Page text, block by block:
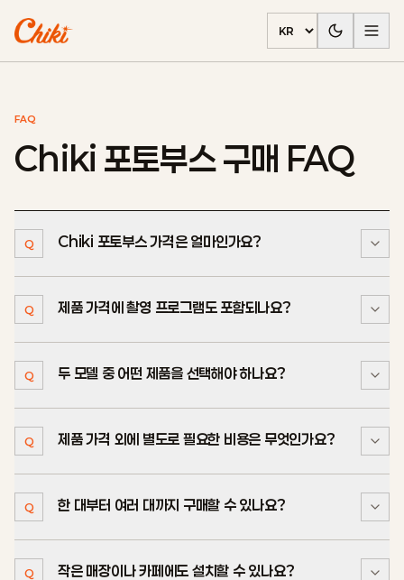
FAQ
Chiki 포토부스 구매 FAQ
Q Chiki 포토부스 가격은 얼마인가요?
A
Compact Standard는 600만원, Original
적용 범위와 추가 작업은 상담에서 확정합니다.
Q 제품 가격에 촬영 프로그램도 포함되나요?
A
네. 두 Standard 모델 모두 하드웨어와 Chiki 촬영·출력
레이아웃을 지원하며, 추가 UI 작업과 확장 프레임은 별도
Q 두 모델 중 어떤 제품을 선택해야 하나요?
A
Compact는 H 1500 · W 450 · D 580mm,
550mm, 21.5인치 터치 모니터 구성으로 넓은 매장과
Q 제품 가격 외에 별도로 필요한 비용은 무엇인가요?
A
부가세, 운송·현장 설치비, 인화지와 QR 서버비가 별도로
Q 한 대부터 여러 대까지 구매할 수 있나요?
A
네. 소량·대량 구매 모두 가능합니다. 예상 수량, 설치 지역과
Q 작은 매장이나 카페에도 설치할 수 있나요?